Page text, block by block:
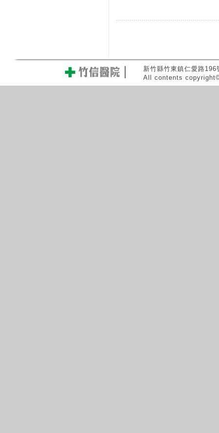
新竹縣竹東鎮仁愛路
All contents